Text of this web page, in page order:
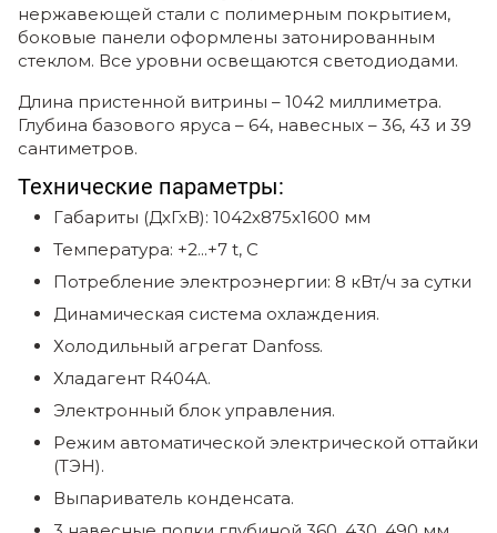
нержавеющей стали с полимерным покрытием,
боковые панели оформлены затонированным
стеклом. Все уровни освещаются светодиодами.
Длина пристенной витрины – 1042 миллиметра.
Глубина базового яруса – 64, навесных – 36, 43 и 39
сантиметров.
Технические параметры:
Габариты (ДхГхВ): 1042х875х1600 мм
Температура: +2...+7 t, C
Потребление электроэнергии: 8 кВт/ч за сутки
Динамическая система охлаждения.
Холодильный агрегат Danfoss.
Хладагент R404А.
Электронный блок управления.
Режим автоматической электрической оттайки
(ТЭН).
Выпариватель конденсата.